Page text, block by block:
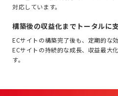
対応しています。
構築後の収益化までトータルに
ECサイトの構築完了後も、定期的な
ECサイトの持続的な成長、収益最大
す。